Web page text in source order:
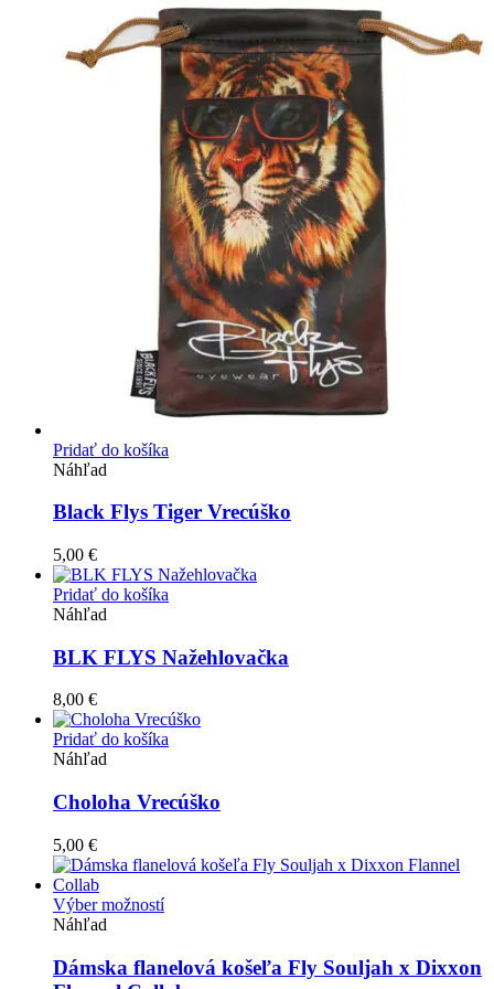
Pridať do košíka
Náhľad
Black Flys Tiger Vrecúško
5,00 €
Pridať do košíka
Náhľad
BLK FLYS Nažehlovačka
8,00 €
Pridať do košíka
Náhľad
Choloha Vrecúško
5,00 €
Výber možnostíTento
viacero
variantov.
Náhľad
Dámska flanelová košeľa Fly Souljah x Dixxon